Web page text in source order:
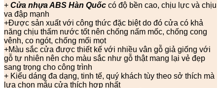
+ Cửa nhựa ABS Hàn Quốc có độ bền cao, chịu lực và chịu
va đập mạnh
+Được sản xuất với công thức đặc biệt do đó cửa có khả
năng chịu thấm nước tốt nên chống nấm mốc, chống cong
vênh, co ngót, chống mối mọt
+Màu sắc cửa được thiết kế với nhiều vân gỗ giả giống với
gỗ tự nhiên nên cho màu sắc như gỗ thật mang lại vẻ đẹp
sang trọng cho công trình
+ Kiểu dáng đa dạng, tinh tế, quý khách tùy theo sở thích mà
lựa chọn mẫu cửa thích hợp nhất